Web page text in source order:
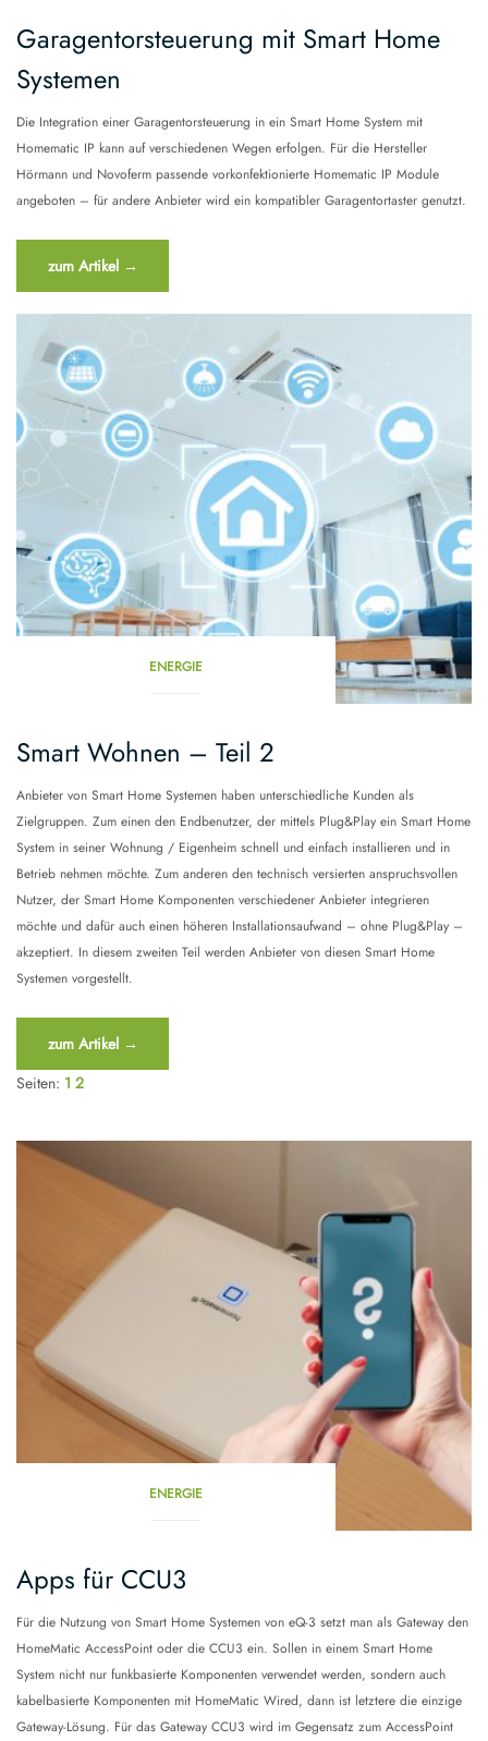
Garagentorsteuerung mit Smart Home
Systemen
Die Integration einer Garagentorsteuerung in ein Smart Home System mit
Homematic IP kann auf verschiedenen Wegen erfolgen. Für die Hersteller
Hörmann und Novoferm passende vorkonfektionierte Homematic IP Module
angeboten – für andere Anbieter wird ein kompatibler Garagentortaster genutzt.
“Garagentorsteuerung
mit
Smart
Home
Systemen”
zum Artikel →
ENERGIE
Smart Wohnen – Teil 2
Anbieter von Smart Home Systemen haben unterschiedliche Kunden als
Zielgruppen. Zum einen den Endbenutzer, der mittels Plug&Play ein Smart Home
System in seiner Wohnung / Eigenheim schnell und einfach installieren und in
Betrieb nehmen möchte. Zum anderen den technisch versierten anspruchsvollen
Nutzer, der Smart Home Komponenten verschiedener Anbieter integrieren
möchte und dafür auch einen höheren Installationsaufwand – ohne Plug&Play –
akzeptiert. In diesem zweiten Teil werden Anbieter von diesen Smart Home
Systemen vorgestellt.
“Smart
Wohnen
–
2”
zum Artikel →
Seiten: 1 2
ENERGIE
Apps für CCU3
Für die Nutzung von Smart Home Systemen von eQ-3 setzt man als Gateway den
HomeMatic AccessPoint oder die CCU3 ein. Sollen in einem Smart Home
System nicht nur funkbasierte Komponenten verwendet werden, sondern auch
kabelbasierte Komponenten mit HomeMatic Wired, dann ist letztere die einzige
Gateway-Lösung. Für das Gateway CCU3 wird im Gegensatz zum AccessPoint